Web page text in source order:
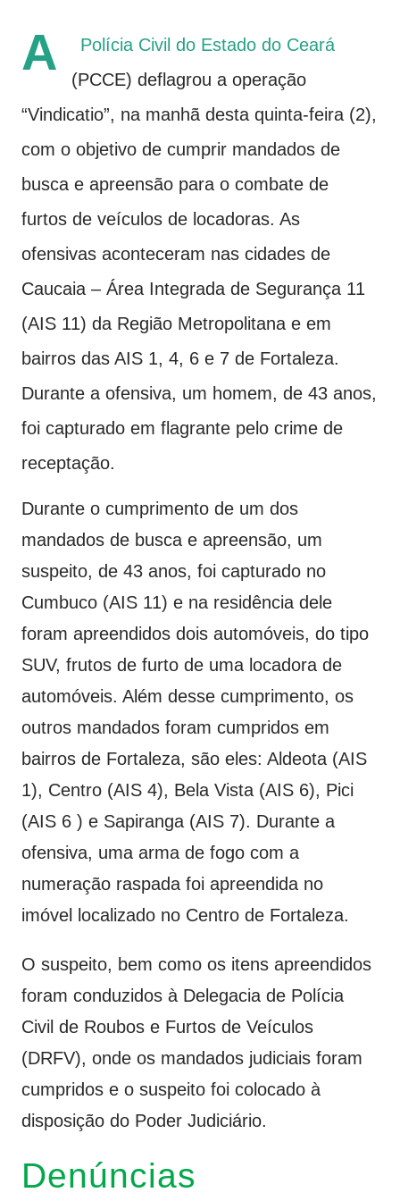
A
Polícia Civil do Estado do Ceará
(PCCE) deflagrou a operação
“Vindicatio”, na manhã desta quinta-feira (2),
com o objetivo de cumprir mandados de
busca e apreensão para o combate de
furtos de veículos de locadoras. As
ofensivas aconteceram nas cidades de
Caucaia – Área Integrada de Segurança 11
(AIS 11) da Região Metropolitana e em
bairros das AIS 1, 4, 6 e 7 de Fortaleza.
Durante a ofensiva, um homem, de 43 anos,
foi capturado em flagrante pelo crime de
receptação.
Durante o cumprimento de um dos
mandados de busca e apreensão, um
suspeito, de 43 anos, foi capturado no
Cumbuco (AIS 11) e na residência dele
foram apreendidos dois automóveis, do tipo
SUV, frutos de furto de uma locadora de
automóveis. Além desse cumprimento, os
outros mandados foram cumpridos em
bairros de Fortaleza, são eles: Aldeota (AIS
1), Centro (AIS 4), Bela Vista (AIS 6), Pici
(AIS 6 ) e Sapiranga (AIS 7). Durante a
ofensiva, uma arma de fogo com a
numeração raspada foi apreendida no
imóvel localizado no Centro de Fortaleza.
O suspeito, bem como os itens apreendidos
foram conduzidos à Delegacia de Polícia
Civil de Roubos e Furtos de Veículos
(DRFV), onde os mandados judiciais foram
cumpridos e o suspeito foi colocado à
disposição do Poder Judiciário.
Denúncias